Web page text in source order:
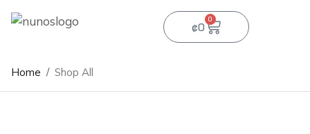
₡0
0
Home / Shop All